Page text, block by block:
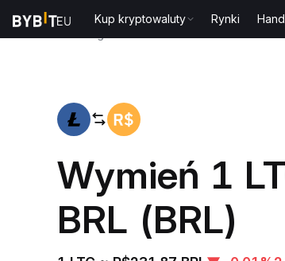
Kup kryptowaluty Rynki
Wymień 1
BRL (BRL)